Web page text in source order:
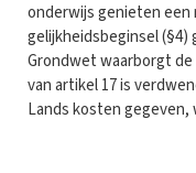
onderwijs genieten
gelijkheidsbeginsel (§4)
Grondwet waarborgt de
van artikel 17 is
Lands kosten